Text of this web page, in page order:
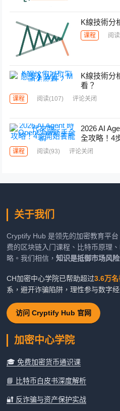
K線技術分
课程 阅读
K線技術分
看？
课程 阅读(107) 评论关闭
2026 AI
全攻略！4
课程 阅读(93) 评论关闭
关于我们
Cryptify Hub 是领先的加密教育平
费的区块链入门课程、比特币原理
略。我们相信，知识是抵御市场风
CH加密中心学院已帮助超过3.6万名
系，避开诈骗陷阱，理性参与数字经
访问 Cryptify Hub 官网
加密中心学院
🎓 免费加密货币通识课
📘 比特币白皮书深度解析
🔐 反诈骗与资产保护实战